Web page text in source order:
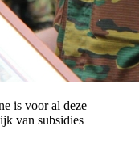
is voor al deze
van subsidies